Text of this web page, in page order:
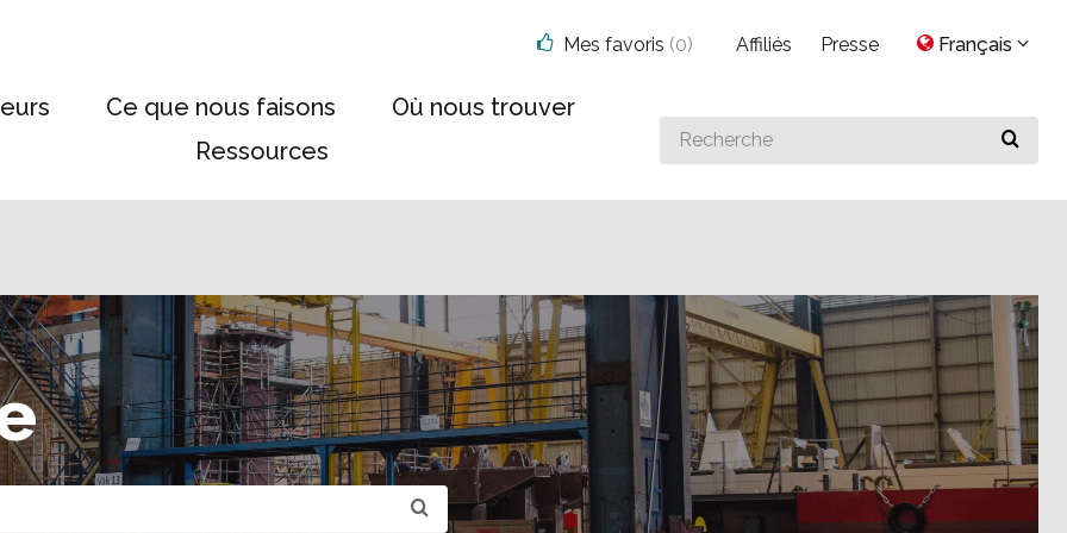
Ce que nous faisons
Où nous trouver
Ressources
Search
for
Mes favoris (0) Affiliés Presse Français